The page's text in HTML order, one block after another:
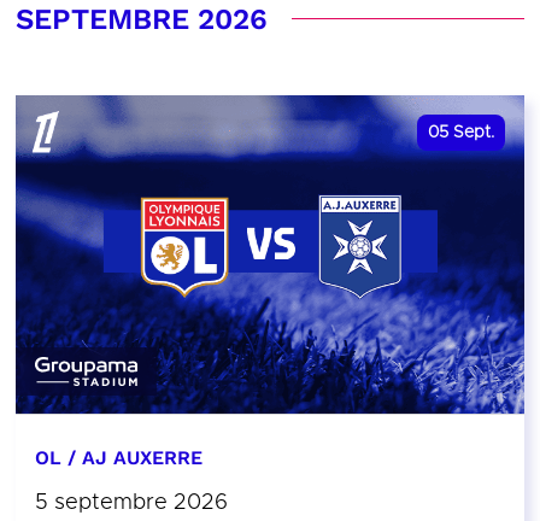
SEPTEMBRE 2026
05 Sept.
OL / AJ AUXERRE
5 septembre 2026